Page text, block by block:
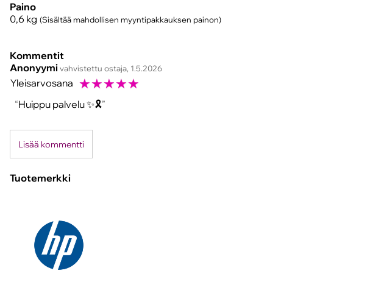
Paino
0,6 kg (Sisältää mahdollisen myyntipakkauksen painon)
Kommentit
Anonyymivahvistettu ostaja, 1.5.2026
Yleisarvosana ☆☆☆☆☆
Huippu palvelu ✨️🎗
Lisää kommentti
Tuotemerkki